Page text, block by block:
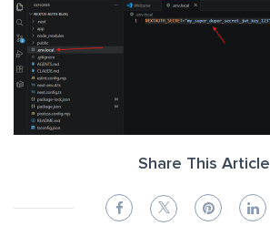
Share This Article